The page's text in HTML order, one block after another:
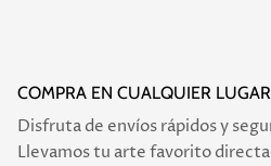
COMPRA EN CUALQUIER
Disfruta de envíos rápidos y
Llevamos tu arte favorito